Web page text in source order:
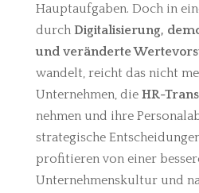
Hauptaufgaben. Doch in
durch Digitalisierung,
und veränderte
wandelt, reicht das nicht
Unternehmen, die HR-
nehmen und ihre
strategische
profitieren von einer
Unternehmenskultur und